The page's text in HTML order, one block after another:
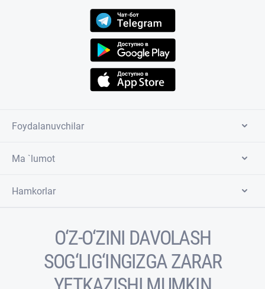
Foydalanuvchilar
Ma `lumot
Hamkorlar
O‘Z-O‘ZINI DAVOLASH
SOG‘LIG‘INGIZGA ZARAR